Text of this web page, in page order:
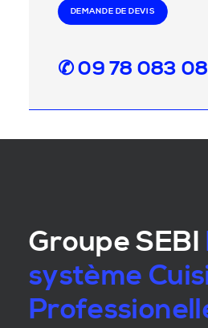
DEMANDE DE DEVIS
✆ 09 78 083
Groupe SEBI
système